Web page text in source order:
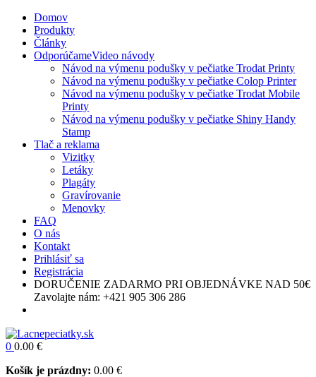
Domov
Produkty
Články
OdporúčameVideo návody
Návod na výmenu podušky v pečiatke Trodat Printy
Návod na výmenu podušky v pečiatke Colop Printer
Návod na výmenu podušky v pečiatke Trodat Mobile
Printy
Návod na výmenu podušky v pečiatke Shiny Handy
Stamp
Tlač a reklama
Vizitky
Letáky
Plagáty
Gravírovanie
Menovky
FAQ
O nás
Kontakt
Prihlásiť sa
Registrácia
DORUČENIE ZADARMO PRI OBJEDNÁVKE NAD 50€
Zavolajte nám: +421 905 306 286
0 0.00 €
Košík je prázdny: 0.00 €